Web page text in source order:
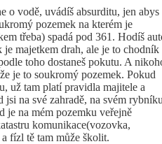
o vodě, uvádíš absurditu, jen abys
pozemek na kterém je
třeba) spadá pod 361. Hodíš
majetkem drah, ale je to chodník
toho dostaneš pokutu. A
je to soukromý pozemek. Pokud
už tam platí pravidla majitele a
jsi na své zahradě, na svém
je na mém pozemku veřejně
komunikace(vozovka,
fízl tě tam může školit.